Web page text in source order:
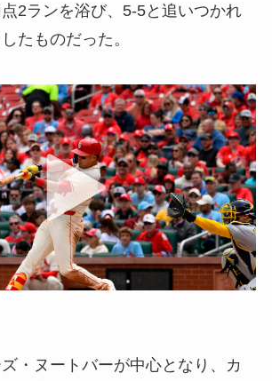
2ランを浴び、5-5と追いつかれ
たものだった。
・ヌートバーが中心となり、カ